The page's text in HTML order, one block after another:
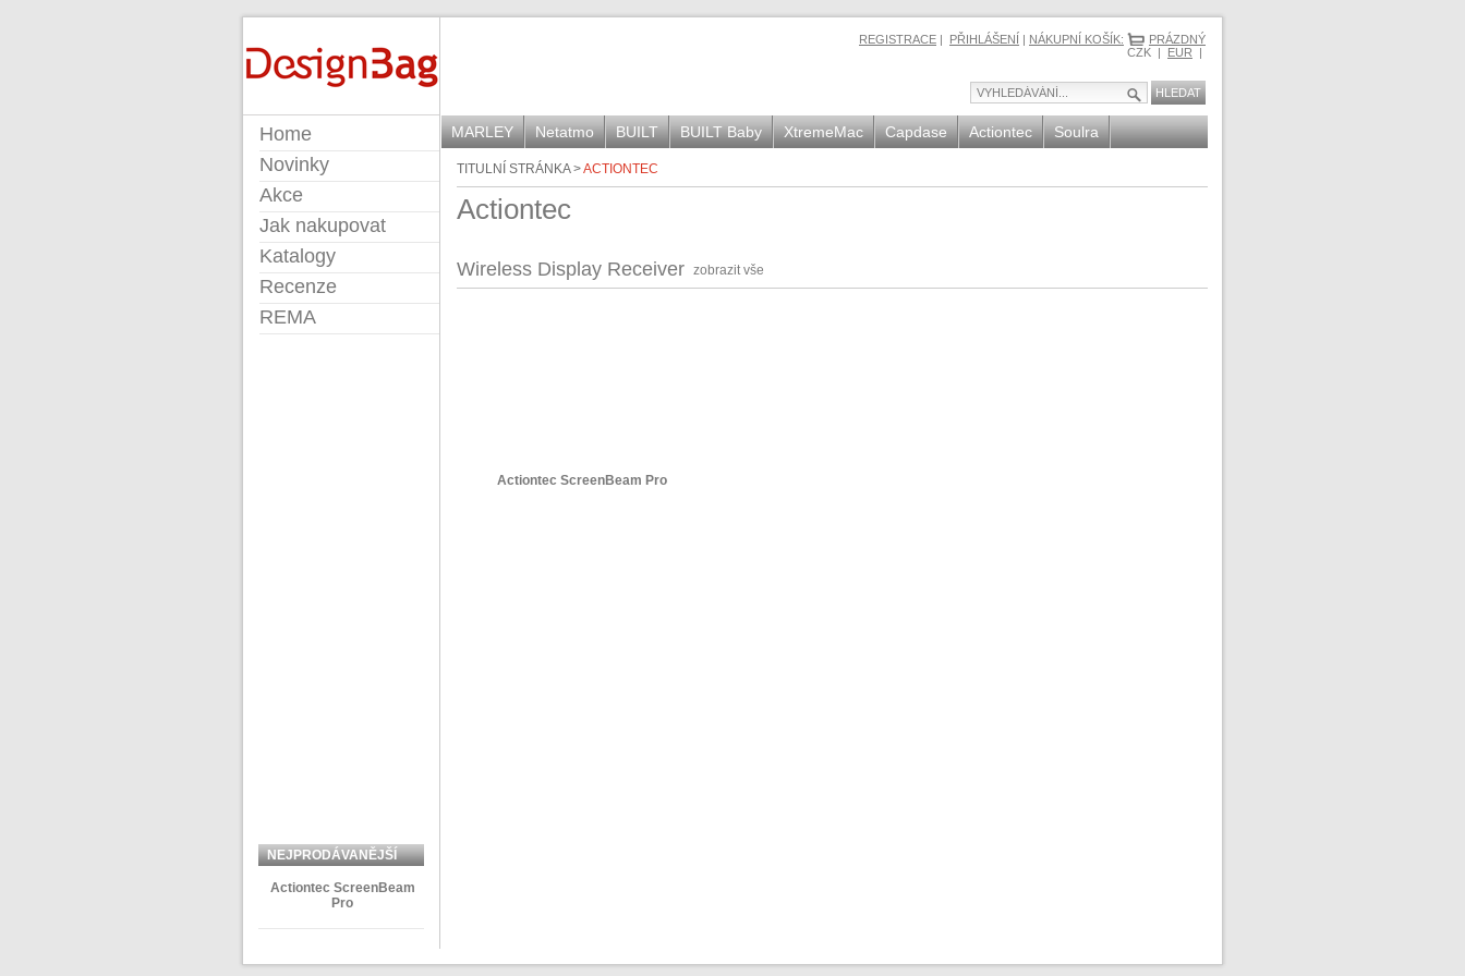
MARLEY Netatmo BUILT BUILT Baby XtremeMac Capdase Actiontec Soulra
TITULNÍ STRÁNKA>ACTIONTEC
Actiontec
Wireless Display Receiver zobrazit vše
Actiontec ScreenBeam Pro
Home
Novinky
Akce
Jak nakupovat
Katalogy
Recenze
REMA
NEJPRODÁVANĚJŠÍ
Actiontec ScreenBeam
Pro
DESIGNBAG
| NÁKUPNÍ KOŠÍK: PRÁZDNÝ
REGISTRACE | PŘIHLÁŠENÍ
CZK | EUR |